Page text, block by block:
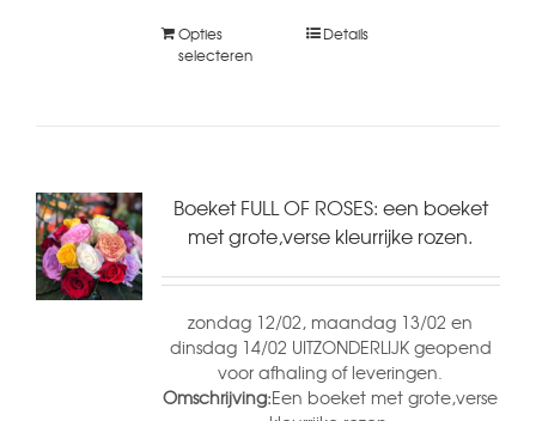
Opties
selecteren
Details
Boeket FULL OF ROSES: een boeket
met grote,verse kleurrijke rozen.
zondag 12/02, maandag 13/02 en
dinsdag 14/02 UITZONDERLIJK geopend
voor afhaling of leveringen.
Omschrijving:Een boeket met grote,verse